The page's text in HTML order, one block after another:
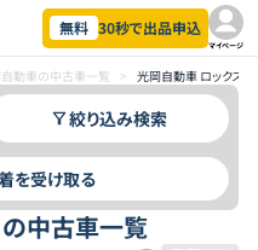
無料 30秒で出品申込
マイページ
動車の中古車一覧 > 光岡自動車 ロックス
絞り込み検索
を受け取る
中古車一覧